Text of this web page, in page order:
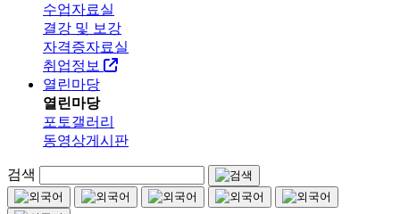
수업자료실
결강 및 보강
자격증자료실
취업정보
열린마당
열린마당
포토갤러리
동영상게시판
검색